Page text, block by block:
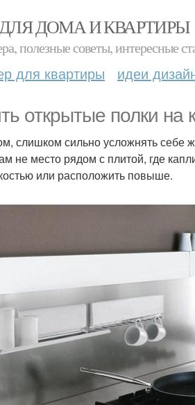
ДОМА И КВАРТИРЫ
полезные советы, интересные
для квартиры идеи
открытые полки на
слишком сильно усложнять себе
не место рядом с плитой, где
или расположить повыше.